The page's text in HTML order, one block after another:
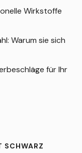
Wirkstoffe
Warum sie sich
für Ihr
SCHWARZ